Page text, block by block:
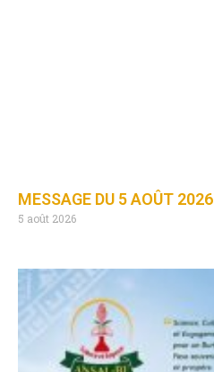
MESSAGE DU 5 AOÛT 2026
5 août 2026